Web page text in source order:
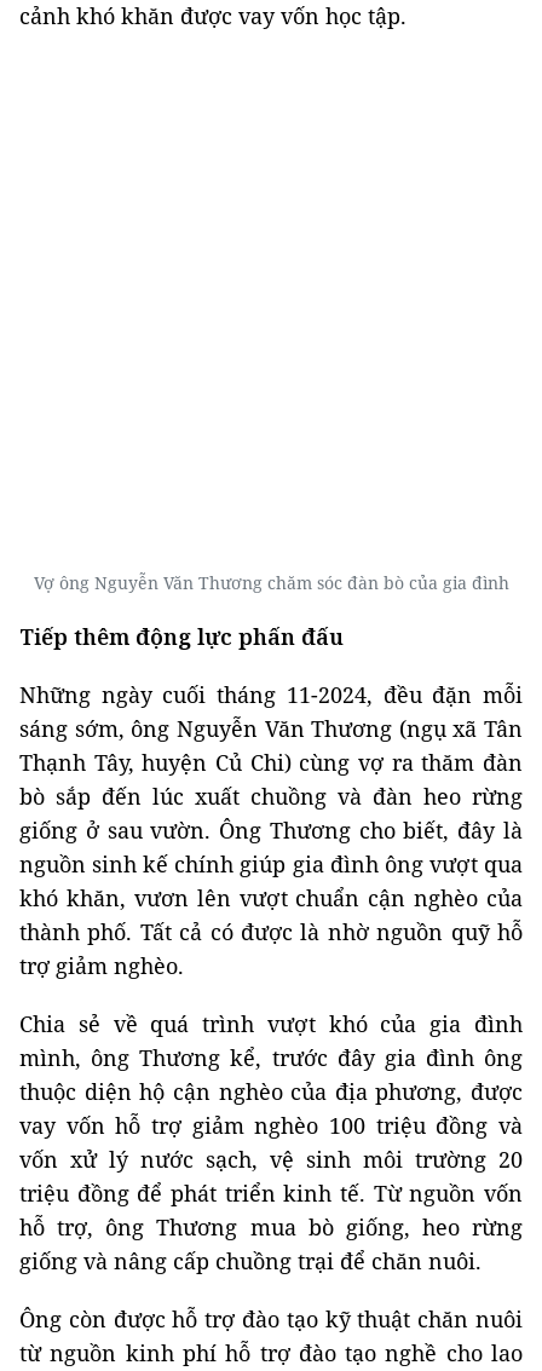
cảnh khó khăn được vay vốn học tập.
Vợ ông Nguyễn Văn Thương chăm sóc đàn bò của gia đình
Tiếp thêm động lực phấn đấu
Những ngày cuối tháng 11-2024, đều đặn mỗi
sáng sớm, ông Nguyễn Văn Thương (ngụ xã Tân
Thạnh Tây, huyện Củ Chi) cùng vợ ra thăm đàn
bò sắp đến lúc xuất chuồng và đàn heo rừng
giống ở sau vườn. Ông Thương cho biết, đây là
nguồn sinh kế chính giúp gia đình ông vượt qua
khó khăn, vươn lên vượt chuẩn cận nghèo của
thành phố. Tất cả có được là nhờ nguồn quỹ hỗ
trợ giảm nghèo.
Chia sẻ về quá trình vượt khó của gia đình
mình, ông Thương kể, trước đây gia đình ông
thuộc diện hộ cận nghèo của địa phương, được
vay vốn hỗ trợ giảm nghèo 100 triệu đồng và
vốn xử lý nước sạch, vệ sinh môi trường 20
triệu đồng để phát triển kinh tế. Từ nguồn vốn
hỗ trợ, ông Thương mua bò giống, heo rừng
giống và nâng cấp chuồng trại để chăn nuôi.
Ông còn được hỗ trợ đào tạo kỹ thuật chăn nuôi
từ nguồn kinh phí hỗ trợ đào tạo nghề cho lao